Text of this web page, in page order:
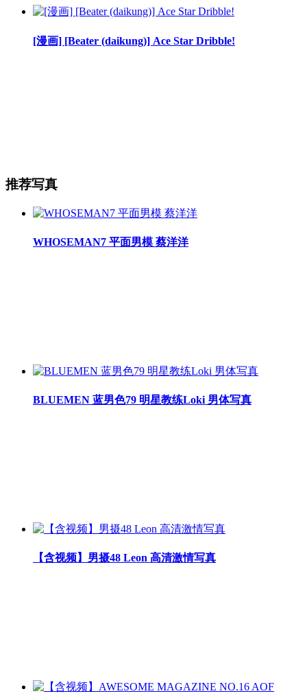
[漫画] [Beater (daikung)] Ace Star Dribble!
推荐写真
WHOSEMAN7 平面男模 蔡洋洋
BLUEMEN 蓝男色79 明星教练Loki 男体写真
【含视频】男摄48 Leon 高清激情写真